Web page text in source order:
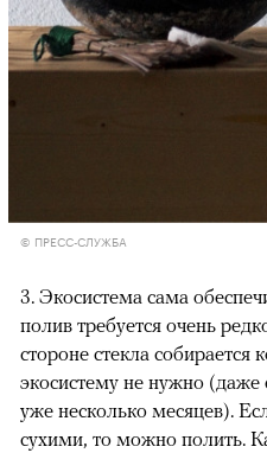
© ПРЕСС-СЛУЖБА
3. Экосистема сама
полив требуется очень
стороне стекла собирается
экосистему не нужно (даже
уже несколько месяцев).
сухими, то можно полить.